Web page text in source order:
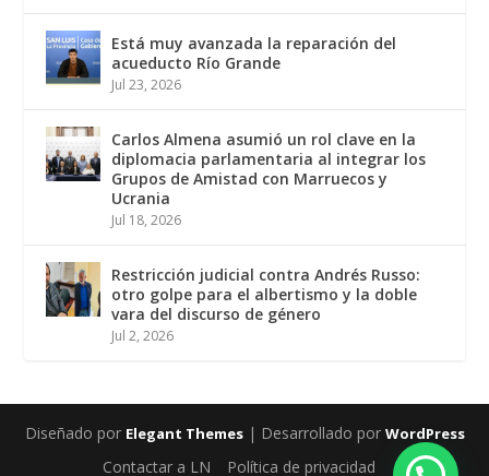
Está muy avanzada la reparación del
acueducto Río Grande
Jul 23, 2026
Carlos Almena asumió un rol clave en la
diplomacia parlamentaria al integrar los
Grupos de Amistad con Marruecos y
Ucrania
Jul 18, 2026
Restricción judicial contra Andrés Russo:
otro golpe para el albertismo y la doble
vara del discurso de género
Jul 2, 2026
Diseñado por Elegant Themes| Desarrollado por WordPress
Contactar a LN Política de privacidad